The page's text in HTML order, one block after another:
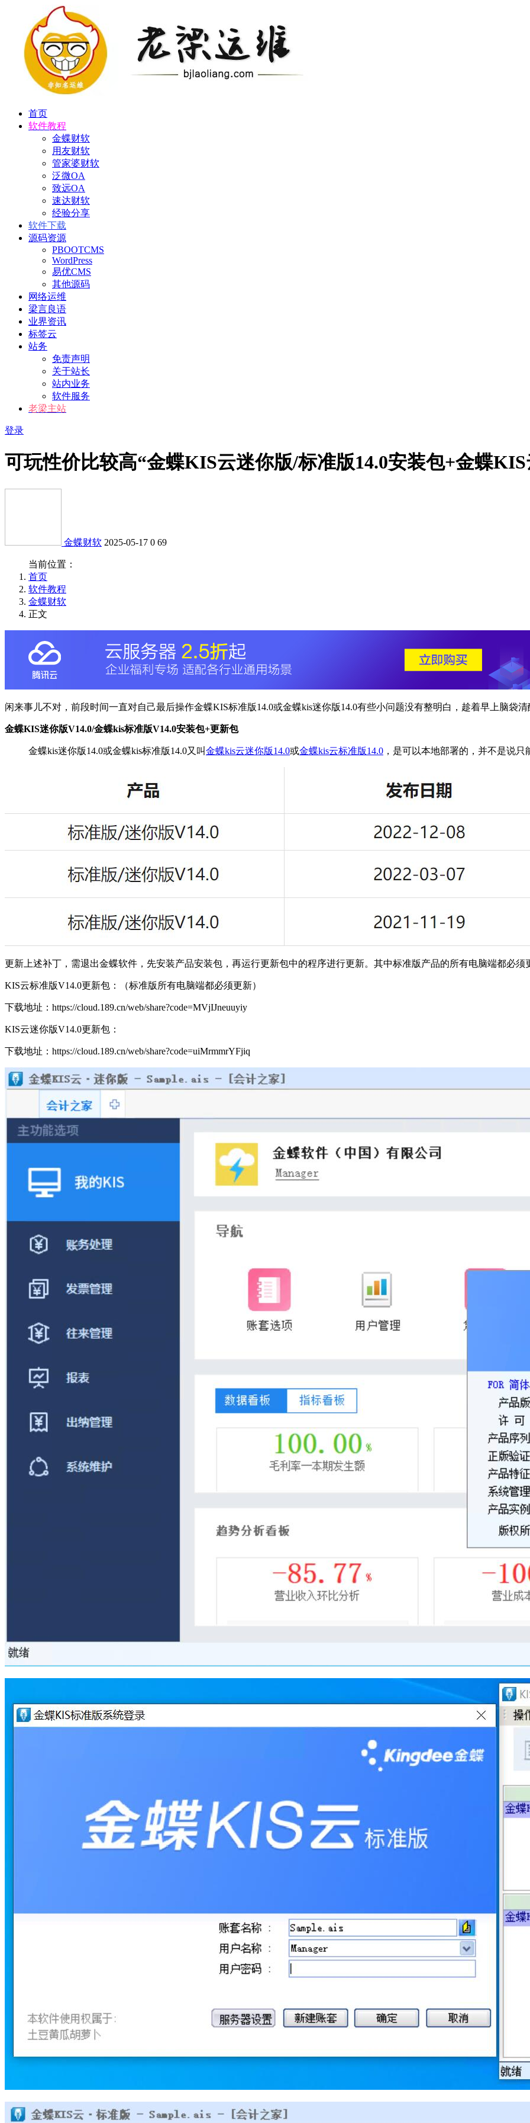
首页
软件教程
金蝶财软
用友财软
管家婆财软
泛微OA
致远OA
速达财软
经验分享
软件下载
源码资源
PBOOTCMS
WordPress
易优CMS
其他源码
网络运维
梁言良语
业界资讯
标签云
站务
免责声明
关于站长
站内业务
软件服务
老梁主站
登录
可玩性价比较高“金蝶KIS云迷你版/标准版14.0安装包+金蝶
金蝶财软 2025-05-17 0 69
当前位置：
首页
软件教程
金蝶财软
正文
闲来事儿不对，前段时间一直对自己最后操作金蝶KIS标准版14.0或金蝶kis迷你版14.0有些小问题没有整明白，趁着早上脑袋
金蝶KIS迷你版V14.0/金蝶kis标准版V14.0安装包+更新包
金蝶kis迷你版14.0或金蝶kis标准版14.0又叫金蝶kis云迷你版14.0或金蝶kis云标准版14.0 ，是可以本地部署的，并不是说
更新上述补丁，需退出金蝶软件，先安装产品安装包，再运行更新包中的程序进行更新。其中标准版产品的所有电脑端都必须
KIS云标准版V14.0更新包：（标准版所有电脑端都必须更新）
下载地址：https://cloud.189.cn/web/share?code=MVjIJneuuyiy
KIS云迷你版V14.0更新包：
下载地址：https://cloud.189.cn/web/share?code=uiMrmmrYFjiq